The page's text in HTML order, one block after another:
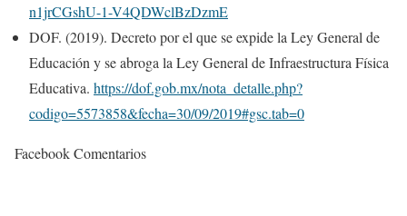
n1jrCGshU-1-V4QDWclBzDzmE
DOF. (2019). Decreto por el que se expide la Ley General de
Educación y se abroga la Ley General de Infraestructura Física
Educativa. https://dof.gob.mx/nota_detalle.php?
codigo=5573858&fecha=30/09/2019#gsc.tab=0
Facebook Comentarios